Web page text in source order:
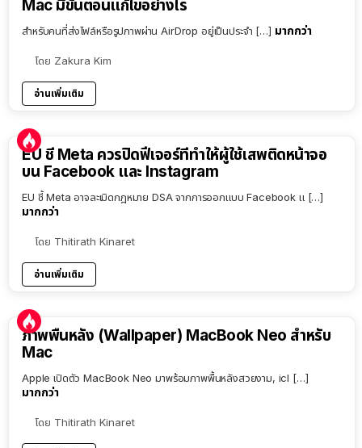
Mac มีขั้นตอนแก้ไขอย่างไร
สำหรับคนที่ส่งไฟล์หรือรูปภาพผ่าน AirDrop อยู่เป็นประจำ […] มากกว่า
โดย Zakura Kim
อ่านเพิ่มเติม
EU ชี้ Meta ควรปิดฟีเจอร์ที่ทำให้ผู้ใช้เสพติดหน้าจอ
บน Facebook และ Instagram
EU ชี้ Meta อาจละเมิดกฎหมาย DSA จากการออกแบบ Facebook แ […]
มากกว่า
โดย Thitirath Kinaret
อ่านเพิ่มเติม
ภาพพื้นหลัง (Wallpaper) MacBook Neo สำหรับ
Mac
Apple เปิดตัว MacBook Neo มาพร้อมภาพพื้นหลังสวยงาม, icl […]
มากกว่า
โดย Thitirath Kinaret